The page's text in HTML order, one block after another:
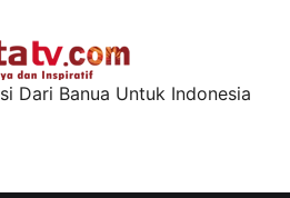
Dari Banua Untuk Indonesia